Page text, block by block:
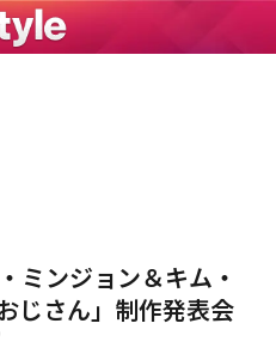
ミンジョン＆キム・
じさん」制作発表会